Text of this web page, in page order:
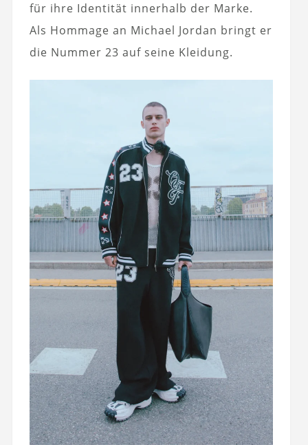
für ihre Identität innerhalb der Marke.
Als Hommage an Michael Jordan bringt er
die Nummer 23 auf seine Kleidung.